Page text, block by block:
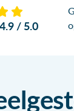
/ 5.0